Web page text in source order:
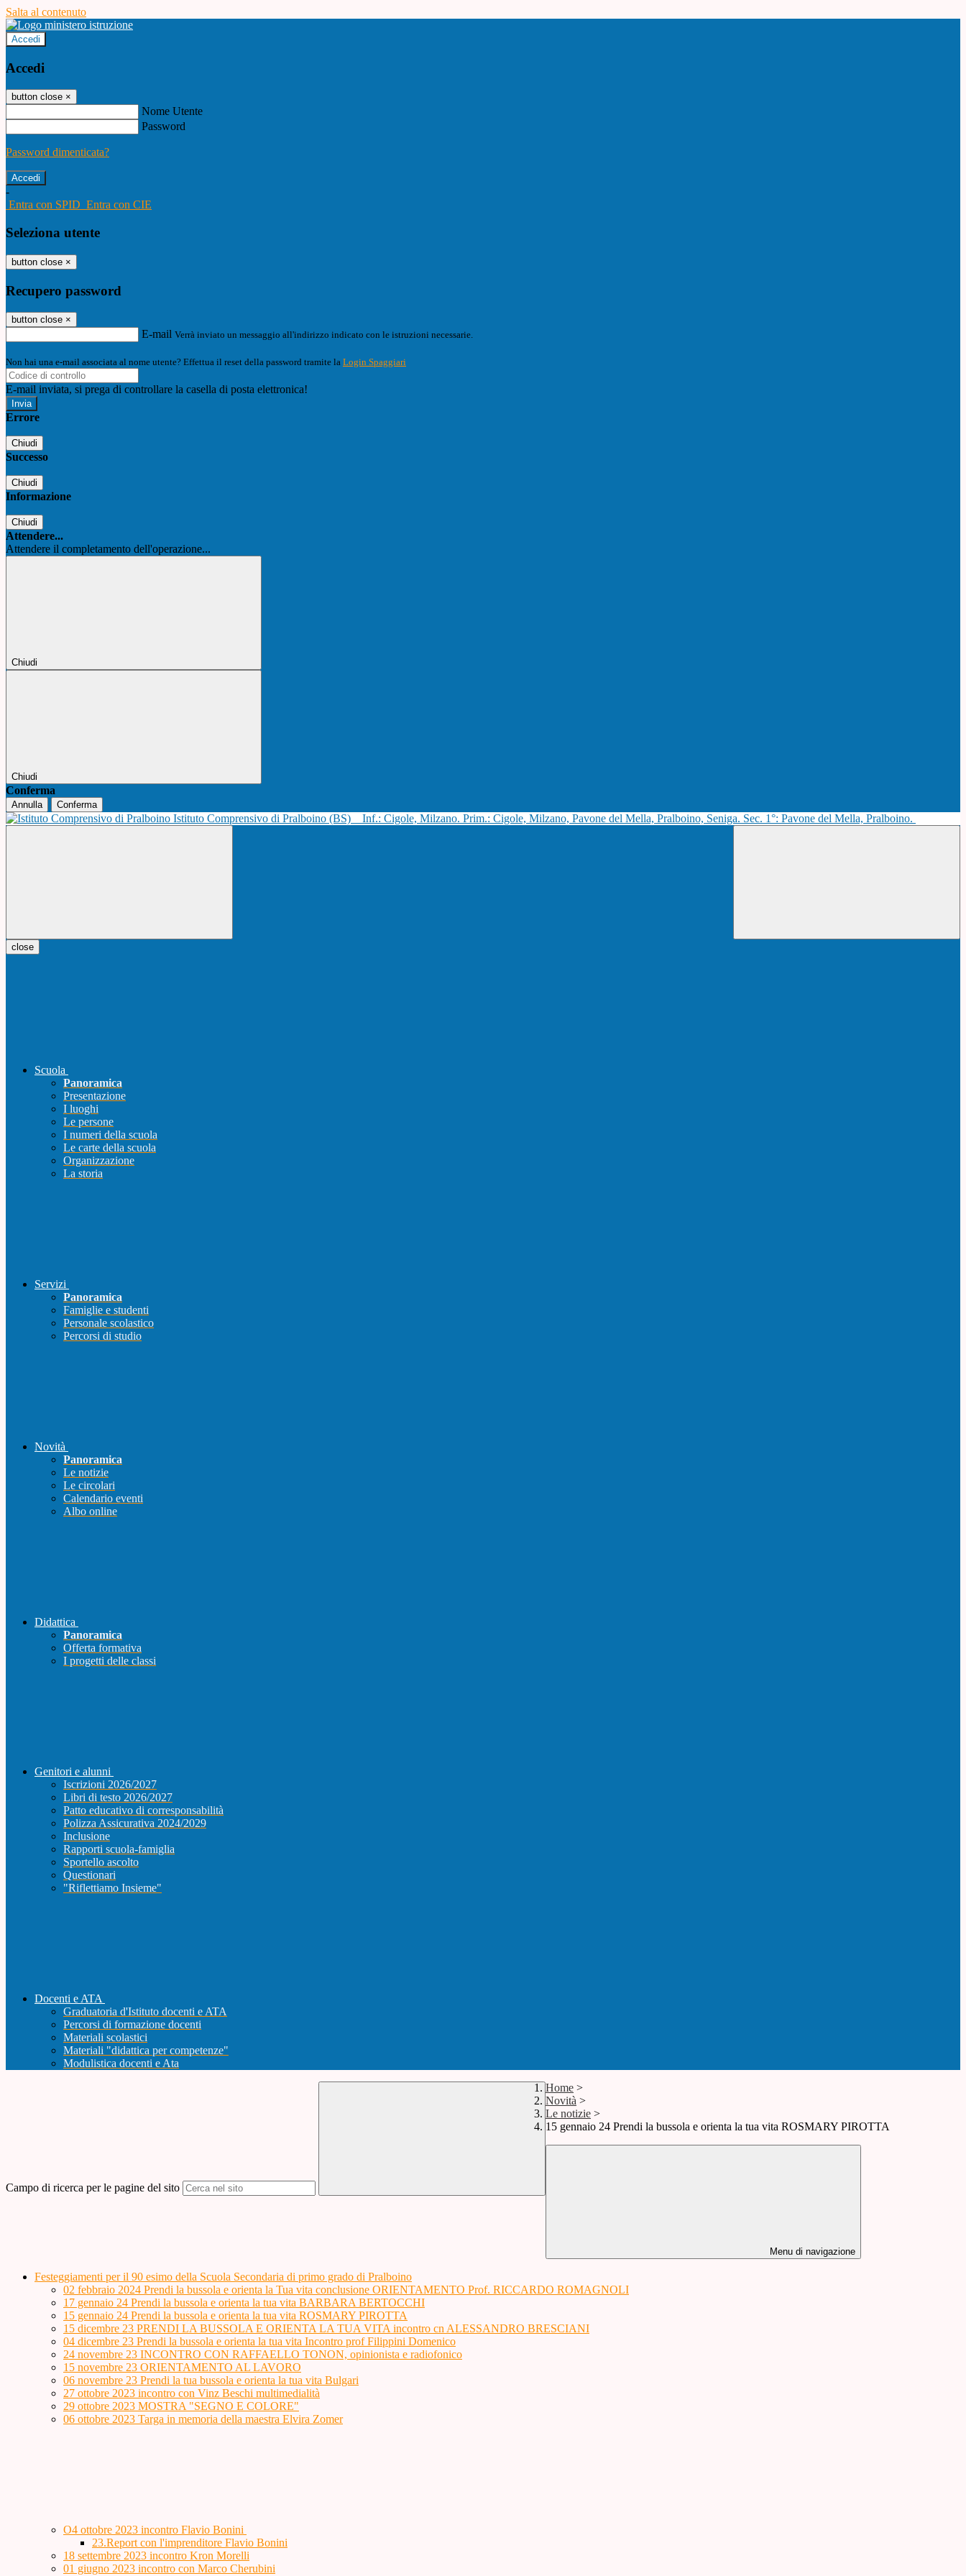
Salta al contenuto
Accedi
Accedi
button close ×
Nome Utente
Password
Password dimenticata?
-
Entra con SPID Entra con CIE
Seleziona utente
button close ×
Recupero password
button close ×
E-mail Verrà inviato un messaggio all'indirizzo indicato con le istruzioni necessarie.
Non hai una e-mail associata al nome utente? Effettua il reset della password tramite la Login Spaggiari
E-mail inviata, si prega di controllare la casella di posta elettronica!
Errore
Chiudi
Successo
Chiudi
Informazione
Chiudi
Attendere...
Attendere il completamento dell'operazione...
Chiudi
Chiudi
Conferma
Annulla Conferma
Istituto Comprensivo di Pralboino (BS) Inf.: Cigole, Milzano. Prim.: Cigole, Milzano, Pavone del Mella, Pralboino, Seniga. Sec. 1°: Pavone del Mella, Pralboino.
close
Scuola
Panoramica
Presentazione
I luoghi
Le persone
I numeri della scuola
Le carte della scuola
Organizzazione
La storia
Servizi
Panoramica
Famiglie e studenti
Personale scolastico
Percorsi di studio
Novità
Panoramica
Le notizie
Le circolari
Calendario eventi
Albo online
Didattica
Panoramica
Offerta formativa
I progetti delle classi
Genitori e alunni
Iscrizioni 2026/2027
Libri di testo 2026/2027
Patto educativo di corresponsabilità
Polizza Assicurativa 2024/2029
Inclusione
Rapporti scuola-famiglia
Sportello ascolto
Questionari
"Riflettiamo Insieme"
Docenti e ATA
Graduatoria d'Istituto docenti e ATA
Percorsi di formazione docenti
Materiali scolastici
Materiali "didattica per competenze"
Modulistica docenti e Ata
Campo di ricerca per le pagine del sito
Home >
Novità >
Le notizie >
15 gennaio 24 Prendi la bussola e orienta la tua vita ROSMARY PIROTTA
Menu di navigazione
Festeggiamenti per il 90 esimo della Scuola Secondaria di primo grado di Pralboino
02 febbraio 2024 Prendi la bussola e orienta la Tua vita conclusione ORIENTAMENTO Prof. RICCARDO ROMAGNOLI
17 gennaio 24 Prendi la bussola e orienta la tua vita BARBARA BERTOCCHI
15 gennaio 24 Prendi la bussola e orienta la tua vita ROSMARY PIROTTA
15 dicembre 23 PRENDI LA BUSSOLA E ORIENTA LA TUA VITA incontro cn ALESSANDRO BRESCIANI
04 dicembre 23 Prendi la bussola e orienta la tua vita Incontro prof Filippini Domenico
24 novembre 23 INCONTRO CON RAFFAELLO TONON, opinionista e radiofonico
15 novembre 23 ORIENTAMENTO AL LAVORO
06 novembre 23 Prendi la tua bussola e orienta la tua vita Bulgari
27 ottobre 2023 incontro con Vinz Beschi multimedialità
29 ottobre 2023 MOSTRA "SEGNO E COLORE"
06 ottobre 2023 Targa in memoria della maestra Elvira Zomer
O4 ottobre 2023 incontro Flavio Bonini
23.Report con l'imprenditore Flavio Bonini
18 settembre 2023 incontro Kron Morelli
01 giugno 2023 incontro con Marco Cherubini